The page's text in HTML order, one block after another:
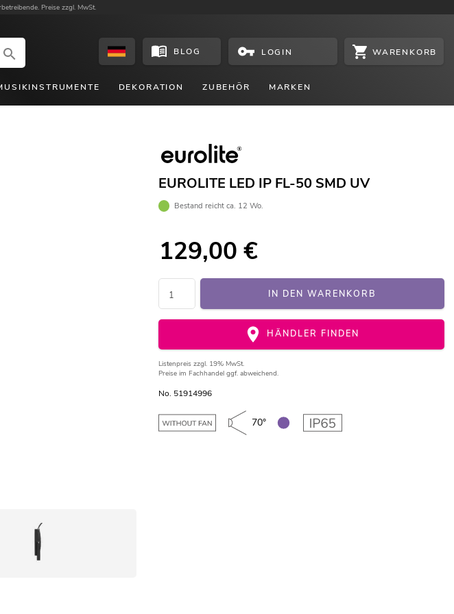
Preise zzgl. MwSt.
BLOG LOGIN WARENKORB
DEKORATION ZUBEHÖR MARKEN
EUROLITE LED IP FL-50 SMD UV
Bestand reicht ca. 12 Wo.
129,00 €
IN DEN WARENKORB
HÄNDLER FINDEN
Listenpreis zzgl. 19% MwSt.
Preise im Fachhandel ggf. abweichend.
No. 51914996
70°